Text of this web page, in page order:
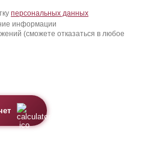
персональных данных
информации
(сможете отказаться в любое